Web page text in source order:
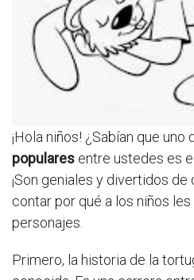
¡Hola niños! ¿Sabían que uno
populares entre ustedes es
¡Son geniales y divertidos de
contar por qué a los niños
personajes.
Primero, la historia de la